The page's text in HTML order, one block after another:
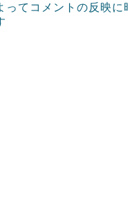
ってコメントの反映に